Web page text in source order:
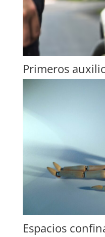
Primeros
Espacios